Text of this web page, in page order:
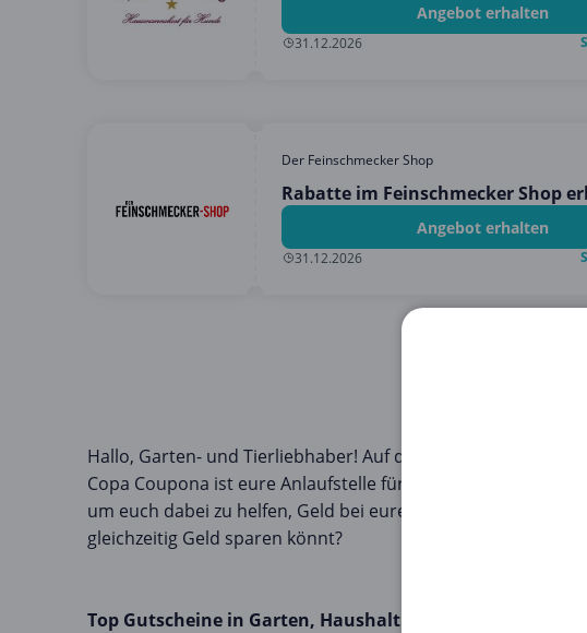
Angebot erhalten
31.12.2026
Der Feinschmecker Shop
Rabatte im Feinschmecker Shop
Angebot erhalten
31.12.2026
Hallo, Garten- und Tierliebhaber! Auf der Suche nach den
Copa Coupona ist eure Anlaufstelle für alles rund um
um euch dabei zu helfen, Geld bei euren Bedürfnissen zu
gleichzeitig Geld sparen könnt?
Top Gutscheine in Garten, Haushalt & Tiere